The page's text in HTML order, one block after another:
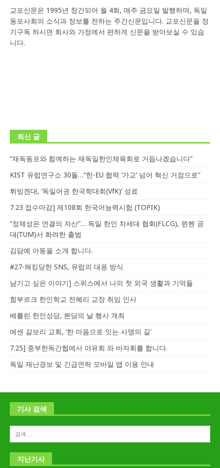
교포신문은 1995년 창간되어 월 4회, 매주 금요일 발행하며, 독일
동포사회의 소식과 정보를 전하는 주간신문입니다. 교포신문을 정
기구독 하시면 회사와 가정에서 편하게 신문을 받아보실 수 있습
니다.
최신 글
“재독동포와 함께하는 재독일한인체육회로 거듭나겠습니다”
KIST 유럽연구소 30돌…“한-EU 협력 ‘가교’ 넘어 혁신 거점으로”
튀빙겐대, ‘독일어권 한국학대회(VfK)’ 성료
7.23 접수마감] 제108회 한국어능력시험 (TOPIK)
“정체성은 연결의 자산”… 독일 한인 차세대 협회(FLCG), 뮌헨 공
대(TUM)서 화려한 출범
김담예 아동을 소개 합니다.
#27-해킹당한 SNS, 유럽의 대응 방식
남기고 싶은 이야기] 스위스에서 나의 첫 외국 생활과 기억들
함부르크 한인학교 전혜리 교장 취임 인사
베를린 한인성당, 본당의 날 행사 개최
에센 갈보리 교회, ‘한 마음으로 잇는 사명의 길’
7.25] 중부한독간협에서 야유회 와 바자회를 합니다.
독일 재난경보 및 긴급연락 모바일 앱 이용 안내
기사 검색
지난기사